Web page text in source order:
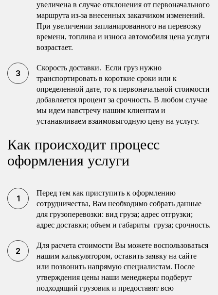
увеличена в случае отклонения от первоначального
маршрута из-за внесенных заказчиком изменений.
При увеличении запланированного на перевозку
времени, топлива и износа автомобиля цена услуги
возрастает.
Скорость доставки. Если груз нужно
транспортировать в короткие сроки или к
определенной дате, то к первоначальной стоимости
добавляется процент за срочность. В любом случае
мы идем навстречу нашим клиентам и
устанавливаем взаимовыгодную цену на услугу.
Как происходит процесс
оформления услуги
Перед тем как приступить к оформлению
сотрудничества, Вам необходимо собрать данные
для грузоперевозки: вид груза; адрес отгрузки;
адрес доставки; объем и габариты груза; срочность.
Для расчета стоимости Вы можете воспользоваться
нашим калькулятором, оставить заявку на сайте
или позвонить напрямую специалистам. После
утверждения цены наши менеджеры подберут
подходящий грузовик и предоставят всю